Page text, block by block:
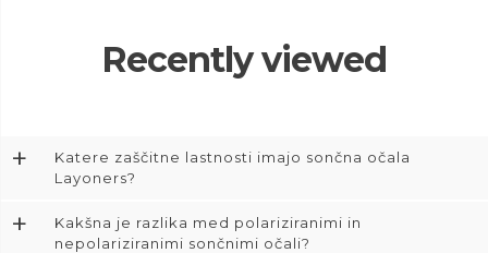
Recently viewed
+
Katere zaščitne lastnosti imajo sončna očala
Layoners?
+
Kakšna je razlika med polariziranimi in
nepolariziranimi sončnimi očali?